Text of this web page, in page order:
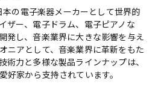
アコギ/エレアコ
ウクレレ
の電子楽器メーカーとして世界的
ザー、電子ドラム、電子ピアノな
発し、音楽業界に大きな影響を与え
ニアとして、音楽業界に革新をもた
術力と多様な製品ラインナップは、
好家から支持されています。